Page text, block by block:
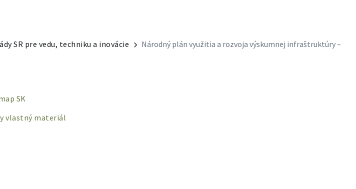
SR pre vedu, techniku a inovácie
Národný plán využitia a rozvoja výskumnej infraštruktúry –
SK
vlastný materiál